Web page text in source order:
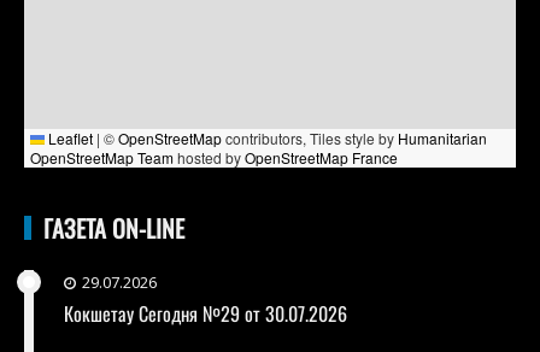
Leaflet | ©OpenStreetMapcontributors, Tiles style by Humanitarian
OpenStreetMap Teamhosted byOpenStreetMap France
ГАЗЕТА ON-LINE
29.07.2026
Кокшетау Сегодня №29 от 30.07.2026